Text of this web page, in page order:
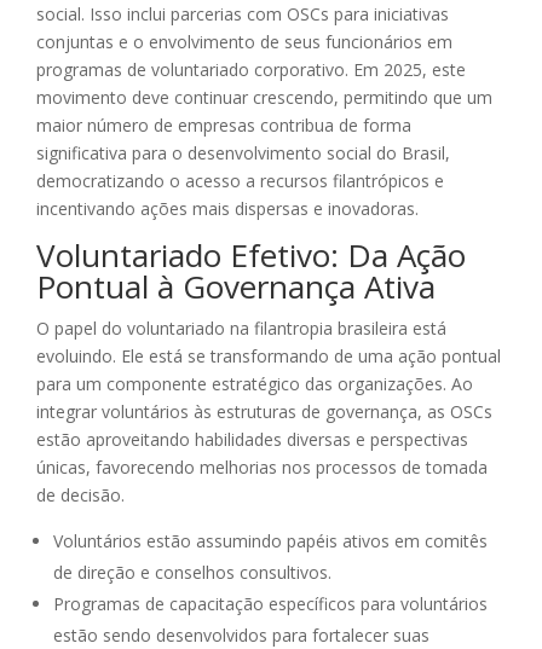
social. Isso inclui parcerias com OSCs para iniciativas
conjuntas e o envolvimento de seus funcionários em
programas de voluntariado corporativo. Em 2025, este
movimento deve continuar crescendo, permitindo que um
maior número de empresas contribua de forma
significativa para o desenvolvimento social do Brasil,
democratizando o acesso a recursos filantrópicos e
incentivando ações mais dispersas e inovadoras.
Voluntariado Efetivo: Da Ação
Pontual à Governança Ativa
O papel do voluntariado na filantropia brasileira está
evoluindo. Ele está se transformando de uma ação pontual
para um componente estratégico das organizações. Ao
integrar voluntários às estruturas de governança, as OSCs
estão aproveitando habilidades diversas e perspectivas
únicas, favorecendo melhorias nos processos de tomada
de decisão.
Voluntários estão assumindo papéis ativos em comitês
de direção e conselhos consultivos.
Programas de capacitação específicos para voluntários
estão sendo desenvolvidos para fortalecer suas